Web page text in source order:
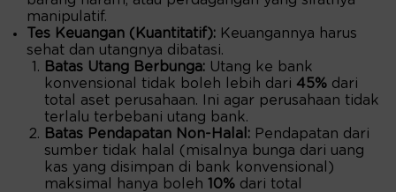
manipulatif.
Tes Keuangan (Kuantitatif): Keuangannya harus
sehat dan utangnya dibatasi.
Batas Utang Berbunga: Utang ke bank
konvensional tidak boleh lebih dari 45% dari
total aset perusahaan. Ini agar perusahaan tidak
terlalu terbebani utang bank.
Batas Pendapatan Non-Halal: Pendapatan dari
sumber tidak halal (misalnya bunga dari uang
kas yang disimpan di bank konvensional)
maksimal hanya boleh 10% dari total